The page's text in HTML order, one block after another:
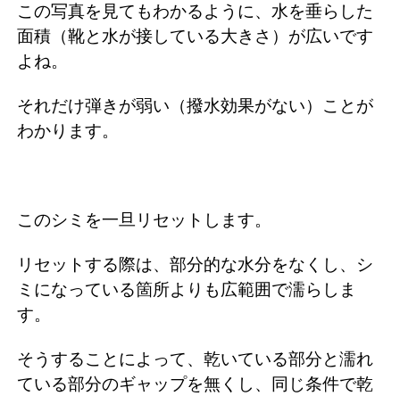
この写真を見てもわかるように、水を垂らした
面積（靴と水が接している大きさ）が広いです
よね。
それだけ弾きが弱い（撥水効果がない）ことが
わかります。
このシミを一旦リセットします。
リセットする際は、部分的な水分をなくし、シ
ミになっている箇所よりも広範囲で濡らしま
す。
そうすることによって、乾いている部分と濡れ
ている部分のギャップを無くし、同じ条件で乾